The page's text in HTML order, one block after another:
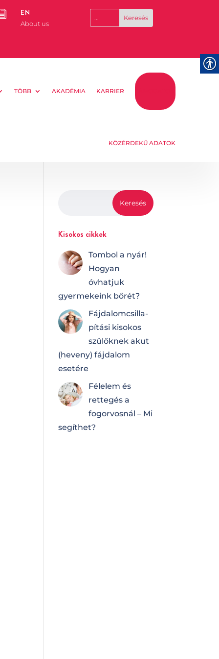
EN
About us
TÖBB AKADÉMIA KARRIER
KÖZÉRDEKŰ ADATOK
Kisokos cikkek
Tombol a nyár!
Hogyan
óvhatjuk
gyermekeink bőrét?
Fájdalomcsilla­
pí­tá­si kisokos
szülőknek akut
(heveny) fájdalom
esetére
Félelem és
rettegés a
fogorvosnál – Mi
segíthet?